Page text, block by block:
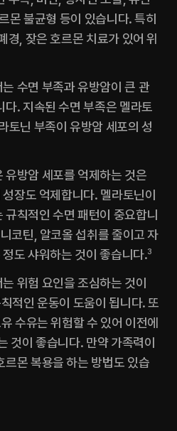
몬 불균형 등이 있습니다. 특히
경, 잦은 호르몬 치료가 있어 위
수면 부족과 유방암이 큰 관
다. 지속된 수면 부족은 멜라토
토닌 부족이 유방암 세포의 성
유방암 세포를 억제하는 것은
장도 억제합니다. 멜라토닌이
칙적인 수면 패턴이 중요합니
코틴, 알코올 섭취를 줄이고 자
도 샤워하는 것이 좋습니다.3
위험 요인을 조심하는 것이
적인 운동이 도움이 됩니다. 또
수유는 위험할 수 있어 이전에
것이 좋습니다. 만약 가족력이
르몬 복용을 하는 방법도 있습